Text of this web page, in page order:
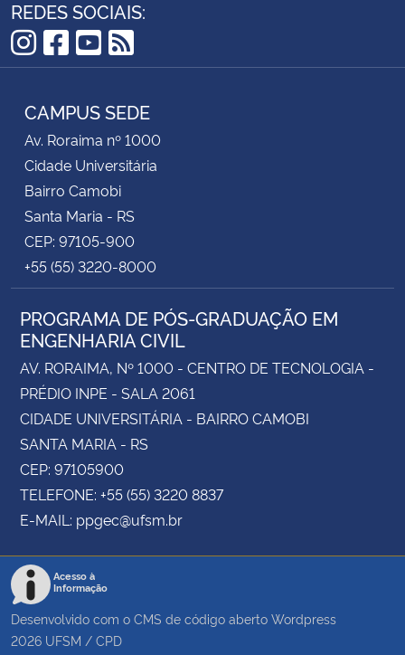
REDES SOCIAIS:
Instagram
Facebook
YouTube
RSS
CAMPUS SEDE
Av. Roraima nº 1000
Cidade Universitária
Bairro Camobi
Santa Maria - RS
CEP: 97105-900
+55 (55) 3220-8000
PROGRAMA DE PÓS-GRADUAÇÃO EM
ENGENHARIA CIVIL
AV. RORAIMA, Nº 1000 - CENTRO DE TECNOLOGIA -
PRÉDIO INPE - SALA 2061
CIDADE UNIVERSITÁRIA - BAIRRO CAMOBI
SANTA MARIA - RS
CEP: 97105900
TELEFONE: +55 (55) 3220 8837
E-MAIL: ppgec@ufsm.br
Acesso à
Informação
Desenvolvido com o CMS de código aberto Wordpress
2026 UFSM / CPD